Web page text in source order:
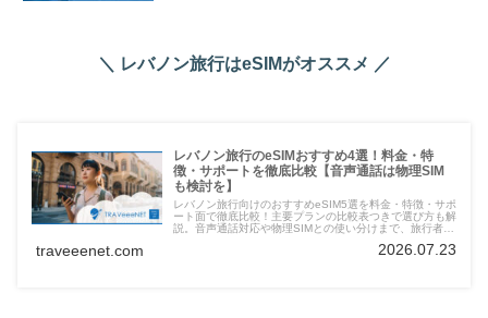
＼ レバノン旅行はeSIMがオススメ ／
レバノン旅行のeSIMおすすめ4選！料金・特
徴・サポートを徹底比較【音声通話は物理SIM
も検討を】
レバノン旅行向けのおすすめeSIM5選を料金・特徴・サポ
ート面で徹底比較！主要プランの比較表つきで選び方も解
説。音声通話対応や物理SIMとの使い分けまで、旅行者に
traveeenet.com 2026.07.23